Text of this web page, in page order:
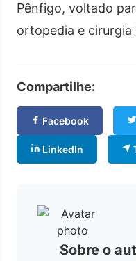
Pênfigo, voltado
ortopedia e cirurgia
Compartilhe:
Facebook
LinkedIn
Sobre o